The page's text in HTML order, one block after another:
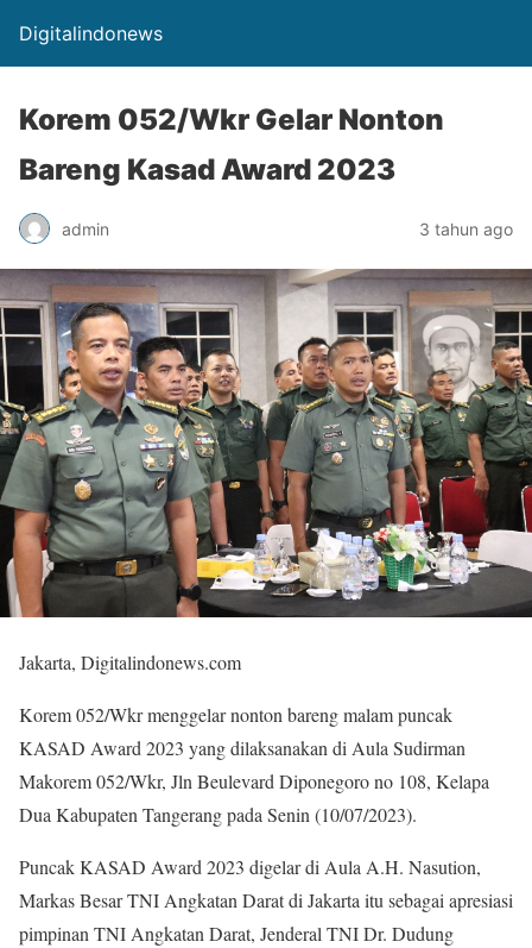
Digitalindonews
Korem 052/Wkr Gelar Nonton
Bareng Kasad Award 2023
admin 3 tahun ago
Jakarta, Digitalindonews.com
Korem 052/Wkr menggelar nonton bareng malam puncak
KASAD Award 2023 yang dilaksanakan di Aula Sudirman
Makorem 052/Wkr, Jln Beulevard Diponegoro no 108, Kelapa
Dua Kabupaten Tangerang pada Senin (10/07/2023).
Puncak KASAD Award 2023 digelar di Aula A.H. Nasution,
Markas Besar TNI Angkatan Darat di Jakarta itu sebagai apresiasi
pimpinan TNI Angkatan Darat, Jenderal TNI Dr. Dudung